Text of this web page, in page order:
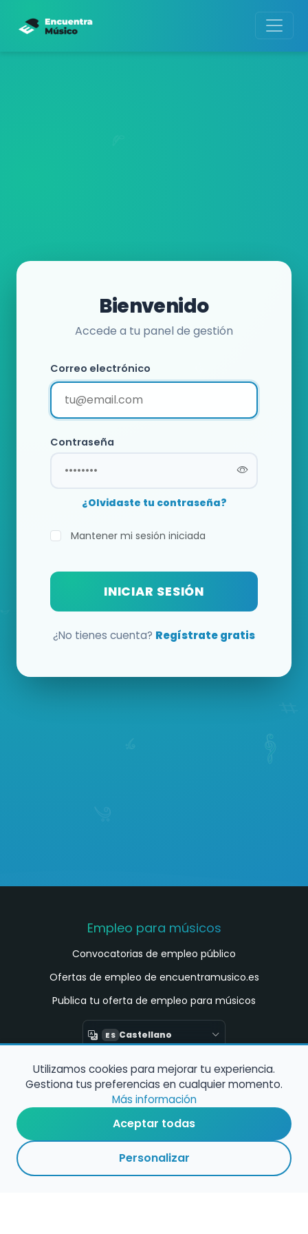
Bienvenido
Accede a tu panel de gestión
Correo electrónico
Contraseña
¿Olvidaste tu contraseña?
Mantener mi sesión iniciada
INICIAR SESIÓN
¿No tienes cuenta? Regístrate gratis
Empleo para músicos
Convocatorias de empleo público
Ofertas de empleo de encuentramusico.es
Publica tu oferta de empleo para músicos
ES Castellano
Encuentra Músico
Buscador de Músicos
Encuentra Pianista Acompañante
Asesoría para músicos y docentes
Utilizamos cookies para mejorar tu experiencia.
Gestiona tus preferencias en cualquier momento.
Más información
Aceptar todas
Personalizar